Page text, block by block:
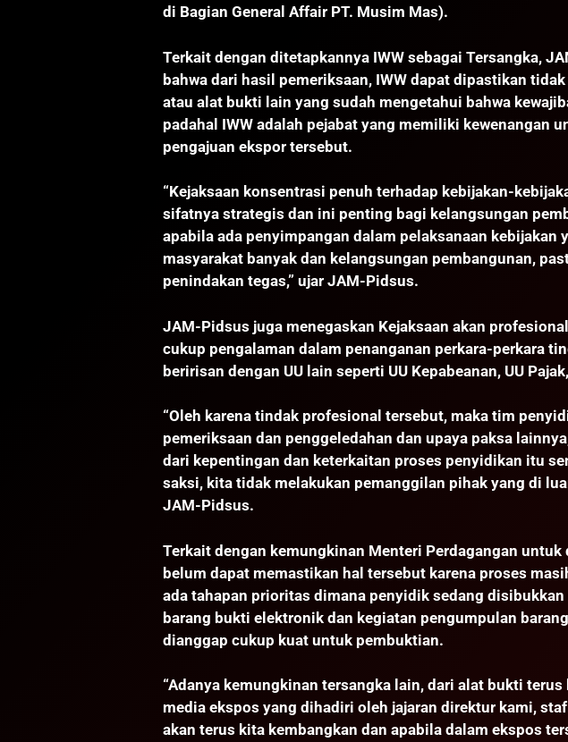
di Bagian General Affair PT. Musim Mas).
Terkait dengan ditetapkannya IWW sebagai Tersangka,
bahwa dari hasil pemeriksaan, IWW dapat dipastikan
atau alat bukti lain yang sudah mengetahui bahwa
padahal IWW adalah pejabat yang memiliki kewenangan
pengajuan ekspor tersebut.
“Kejaksaan konsentrasi penuh terhadap kebijakan-
sifatnya strategis dan ini penting bagi kelangsungan
apabila ada penyimpangan dalam pelaksanaan kebijakan
masyarakat banyak dan kelangsungan pembangunan,
penindakan tegas,” ujar JAM-Pidsus.
JAM-Pidsus juga menegaskan Kejaksaan akan
cukup pengalaman dalam penanganan perkara-perkara
beririsan dengan UU lain seperti UU Kepabeanan, UU
“Oleh karena tindak profesional tersebut, maka tim
pemeriksaan dan penggeledahan dan upaya paksa
dari kepentingan dan keterkaitan proses penyidikan itu
saksi, kita tidak melakukan pemanggilan pihak yang di
JAM-Pidsus.
Terkait dengan kemungkinan Menteri Perdagangan
belum dapat memastikan hal tersebut karena proses
ada tahapan prioritas dimana penyidik sedang
barang bukti elektronik dan kegiatan pengumpulan
dianggap cukup kuat untuk pembuktian.
“Adanya kemungkinan tersangka lain, dari alat bukti
media ekspos yang dihadiri oleh jajaran direktur kami,
akan terus kita kembangkan dan apabila dalam ekspos